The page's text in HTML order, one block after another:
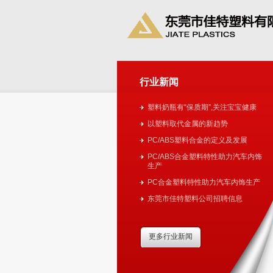
行业新闻
塑料奶瓶有“保质期”,关注宝宝健康
以塑料取代金属的新趋势
PC/ABS塑料合金的定义及发展
PC/ABS合金塑料特性助力汽车内饰
生产
PC合金塑料特性助力汽车内饰生产
东莞市佳特塑料公司招聘信息
更多行业新闻